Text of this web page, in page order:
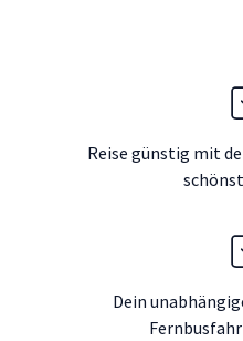
Reise günstig mit
Dein